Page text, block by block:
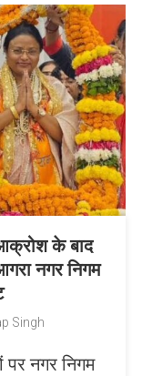
के बाद
नगर निगम
Singh
पर नगर निगम